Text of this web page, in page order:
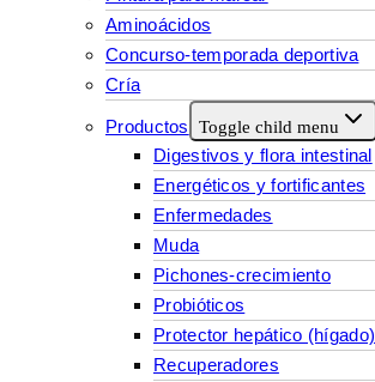
Aminoácidos
Concurso-temporada deportiva
Cría
Productos Toggle child menu
Digestivos y flora intestinal
Energéticos y fortificantes
Enfermedades
Muda
Pichones-crecimiento
Probióticos
Protector hepático (hígado)
Recuperadores